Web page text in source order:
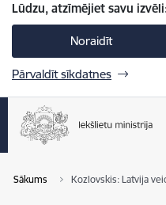
Lūdzu, atzīmējiet savu
Noraidīt
Pārvaldīt sīkdatnes
Sākums Kozlovskis: Latvija